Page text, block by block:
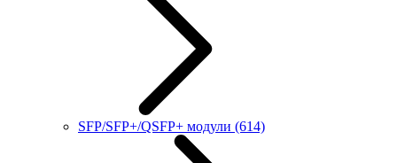
SFP/SFP+/QSFP+ модули (614)